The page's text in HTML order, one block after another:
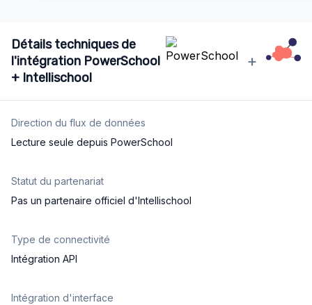
Détails techniques de
l'intégration PowerSchool
+ Intellischool
+
Direction du flux de données
Lecture seule depuis PowerSchool
Statut du partenariat
Pas un partenaire officiel d'Intellischool
Type de connectivité
Intégration API
Intégration d'interface